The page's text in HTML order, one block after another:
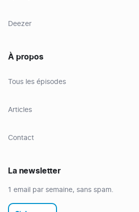
Deezer
À propos
Tous les épisodes
Articles
Contact
La newsletter
1 email par semaine, sans spam.